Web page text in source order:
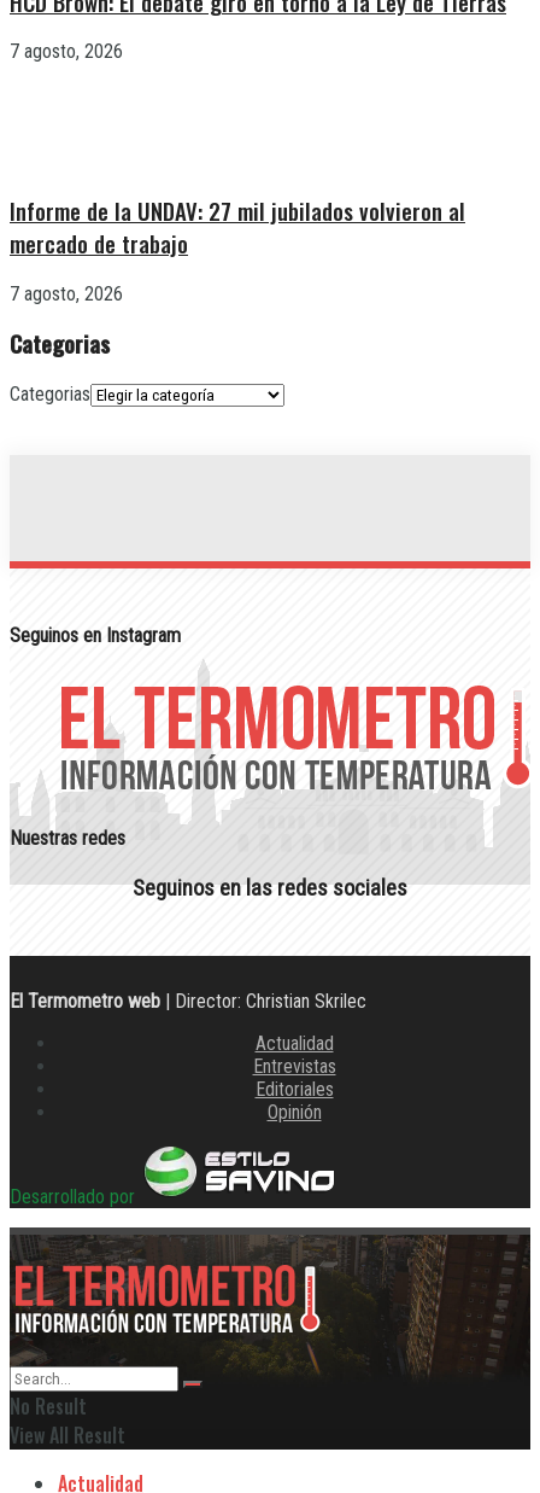
7 agosto, 2026
Informe de la UNDAV: 27 mil jubilados volvieron al
mercado de trabajo
7 agosto, 2026
Categorias
Categorias
Seguinos en Instagram
Nuestras redes
Seguinos en las redes sociales
El Termometro web | Director: Christian Skrilec
Actualidad
Entrevistas
Editoriales
Opinión
Desarrollado por
No Result
View All Result
Actualidad